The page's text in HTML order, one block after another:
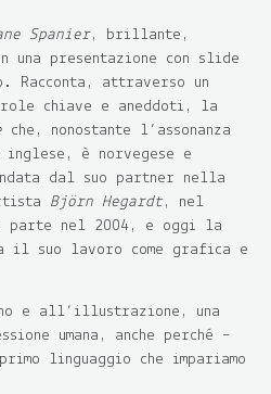
Spanier, brillante,
una presentazione con slide
Racconta, attraverso un
chiave e aneddoti, la
che, nonostante l’assonanza
inglese, è norvegese e
dal suo partner nella
Björn Hegardt, nel
parte nel 2004, e oggi la
il suo lavoro come grafica e
e all’illustrazione, una
umana, anche perché –
linguaggio che impariamo